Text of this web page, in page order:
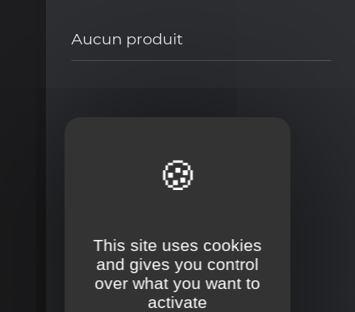
Aucun produit
This site uses cookies
and gives you control
over what you want to
activate